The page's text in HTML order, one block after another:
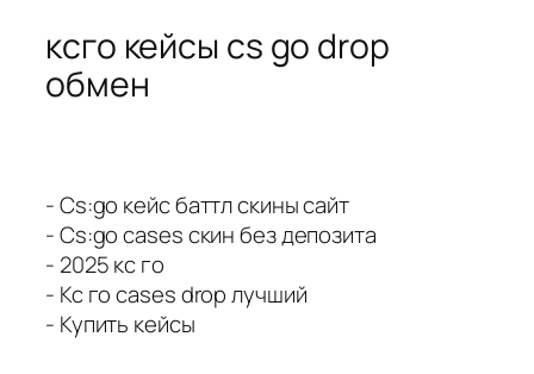
ксго кейсы cs go drop
обмен
- Cs:go кейс баттл скины сайт
- Cs:go cases скин без депозита
- 2025 кс го
- Кс го cases drop лучший
- Купить кейсы